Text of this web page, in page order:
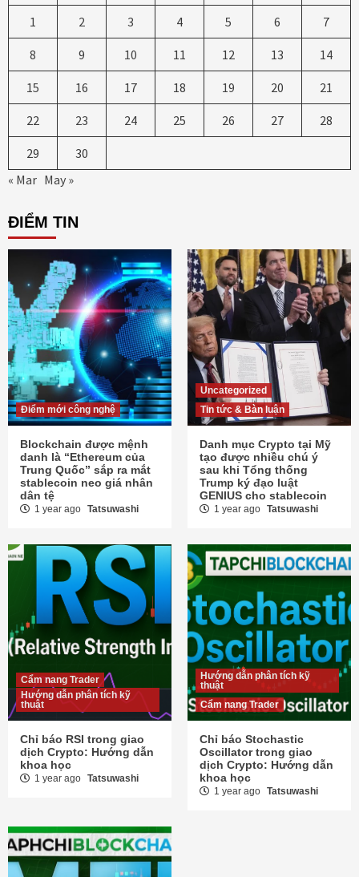
1
2 3 4 5 6 7
8 9 10 11 12 13 14
15 16 17 18 19 20 21
22 23 24 25 26 27 28
29
30
« Mar May »
ĐIỂM TIN
Điểm mới công nghệ
Blockchain được mệnh
danh là “Ethereum của
Trung Quốc” sắp ra mắt
stablecoin neo giá nhân
dân tệ
1 year ago Tatsuwashi
Uncategorized
Tin tức & Bàn luận
Danh mục Crypto tại Mỹ
tạo được nhiều chú ý
sau khi Tổng thống
Trump ký đạo luật
GENIUS cho stablecoin
1 year ago Tatsuwashi
Cẩm nang Trader
Hướng dẫn phân tích kỹ
thuật
Chỉ báo RSI trong giao
dịch Crypto: Hướng dẫn
khoa học
1 year ago Tatsuwashi
Hướng dẫn phân tích kỹ
thuật
Cẩm nang Trader
Chỉ báo Stochastic
Oscillator trong giao
dịch Crypto: Hướng dẫn
khoa học
1 year ago Tatsuwashi